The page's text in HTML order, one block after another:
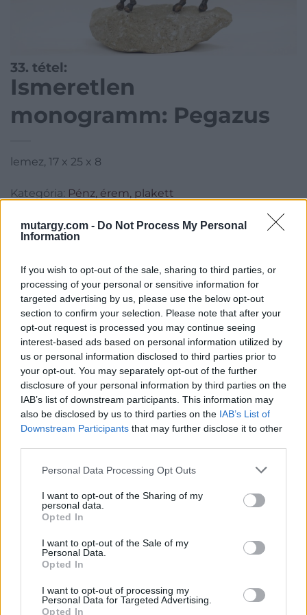
mutargy.com - Do Not Process My Personal
Information
If you wish to opt-out of the sale, sharing to third parties, or
processing of your personal or sensitive information for
targeted advertising by us, please use the below opt-out
section to confirm your selection. Please note that after your
opt-out request is processed you may continue seeing
interest-based ads based on personal information utilized by
us or personal information disclosed to third parties prior to
your opt-out. You may separately opt-out of the further
disclosure of your personal information by third parties on the
IAB’s list of downstream participants. This information may
also be disclosed by us to third parties on the IAB’s List of
Downstream Participants that may further disclose it to other
Personal Data Processing Opt Outs
I want to opt-out of the Sharing of my
personal data.
Opted In
I want to opt-out of the Sale of my
Personal Data.
Opted In
I want to opt-out of processing my
Personal Data for Targeted Advertising.
Opted In
33. tétel:
Ismeretlen
monogramm: Pegazus
lemez, 17 x 25 x 8
Kategória: Pénz, érem, plakett
Aukció neve: 90. AUKCIÓ
Aukció dátuma: 2020.12.05
Aukció ideje: 11:00
Aukció helye: online / Kiállítás: ARTE Galéria
Tételszám: 33
GALÉRIA TOVÁBBI MŰTÁRGYAI
KAPCSOLÓDÓ MŰTÁRGYAK